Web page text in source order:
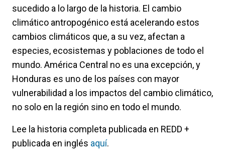
sucedido a lo largo de la historia. El cambio
climático antropogénico está acelerando estos
cambios climáticos que, a su vez, afectan a
especies, ecosistemas y poblaciones de todo el
mundo. América Central no es una excepción, y
Honduras es uno de los países con mayor
vulnerabilidad a los impactos del cambio climático,
no solo en la región sino en todo el mundo.
Lee la historia completa publicada en REDD +
publicada en inglés aquí.